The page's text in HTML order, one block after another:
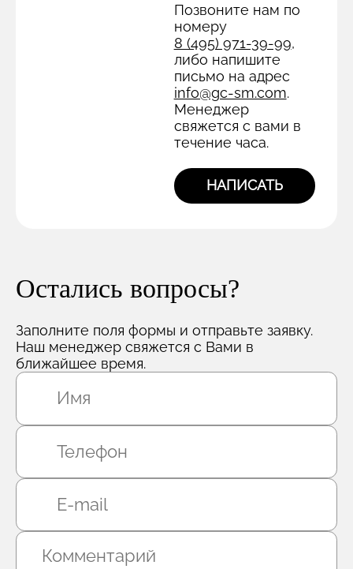
Позвоните нам по
номеру
8 (495) 971-39-99,
либо напишите
письмо на адрес
info@gc-sm.com.
Менеджер
свяжется с вами в
течение часа.
НАПИСАТЬ
Остались вопросы?
Заполните поля формы и отправьте заявку.
Наш менеджер свяжется с Вами в
ближайшее время.